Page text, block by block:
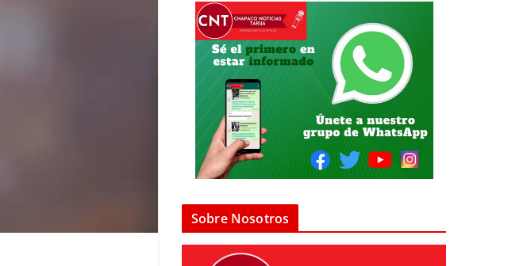
Sobre Nosotros